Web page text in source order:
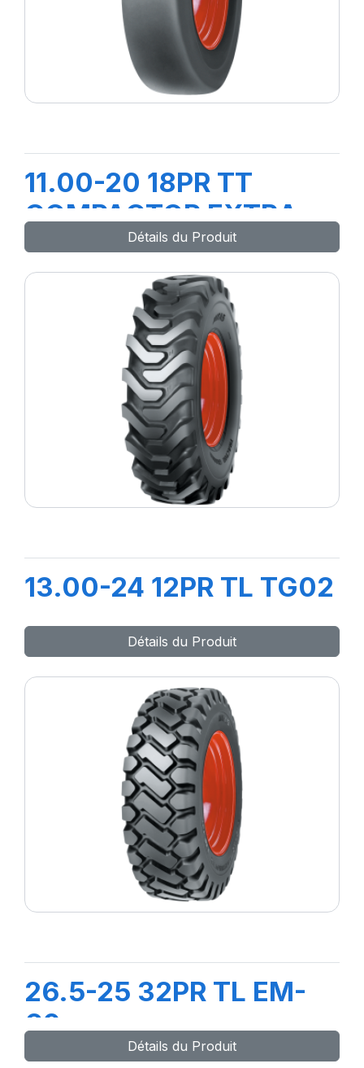
11.00-20 18PR TT
COMPACTOR EXTRA
Détails du Produit
13.00-24 12PR TL TG02
Détails du Produit
26.5-25 32PR TL EM-
60
Détails du Produit